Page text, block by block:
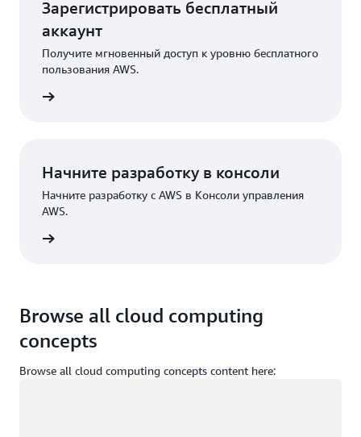
Зарегистрировать бесплатный
аккаунт
Получите мгновенный доступ к уровню бесплатного
пользования AWS.
Начните разработку в консоли
Начните разработку с AWS в Консоли управления
AWS.
Browse all cloud computing
concepts
Browse all cloud computing concepts content here: